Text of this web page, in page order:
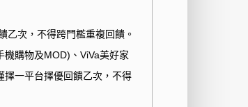
乙次，不得跨門檻重複回饋。
機購物及MOD) 、ViVa美好家
擇一平台擇優回饋乙次，不得